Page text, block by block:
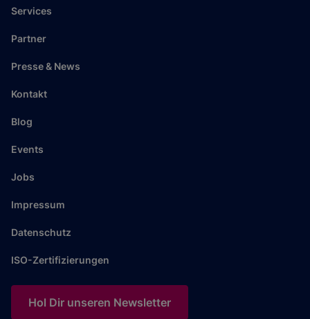
Services
Partner
Presse & News
Kontakt
Blog
Events
Jobs
Impressum
Datenschutz
ISO-Zertifizierungen
Hol Dir unseren Newsletter